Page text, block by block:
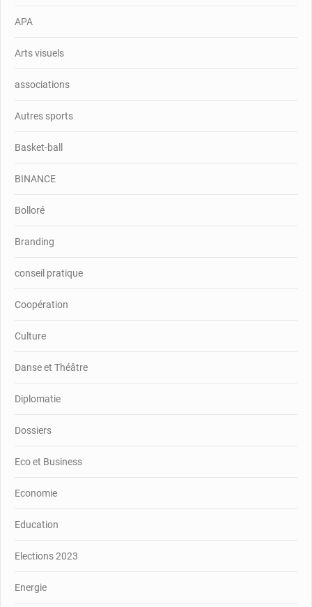
APA
Arts visuels
associations
Autres sports
Basket-ball
BINANCE
Bolloré
Branding
conseil pratique
Coopération
Culture
Danse et Théâtre
Diplomatie
Dossiers
Eco et Business
Economie
Education
Elections 2023
Energie